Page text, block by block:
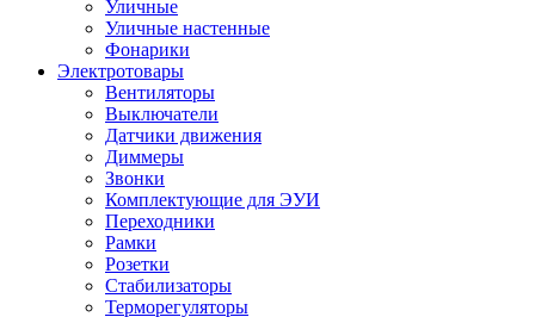
Уличные
Уличные настенные
Фонарики
Электротовары
Вентиляторы
Выключатели
Датчики движения
Диммеры
Звонки
Комплектующие для ЭУИ
Переходники
Рамки
Розетки
Стабилизаторы
Терморегуляторы